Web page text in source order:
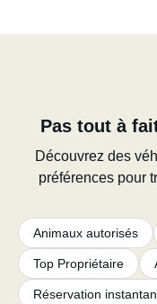
Pas tout à
Découvrez des
préférences pour
Animaux autorisés
Top Propriétaire
Réservation